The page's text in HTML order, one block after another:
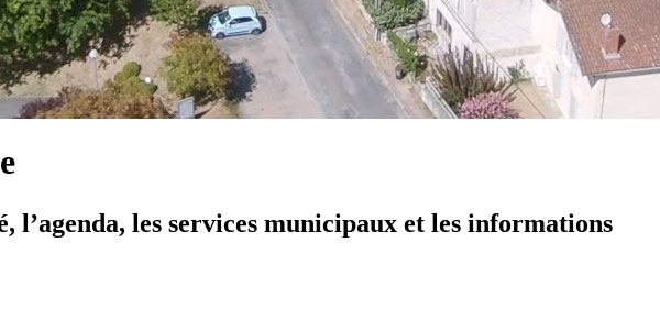
les services municipaux et les informations